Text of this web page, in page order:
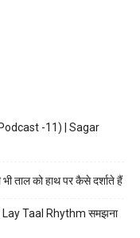
-11) | Sagar
ताल को हाथ पर कैसे दर्शाते हैं
Taal Rhythm समझना